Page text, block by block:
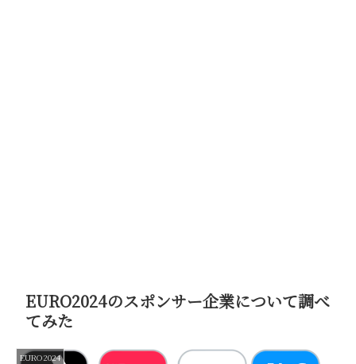
EURO2024のスポンサー企業について調べ
てみた
EURO2024